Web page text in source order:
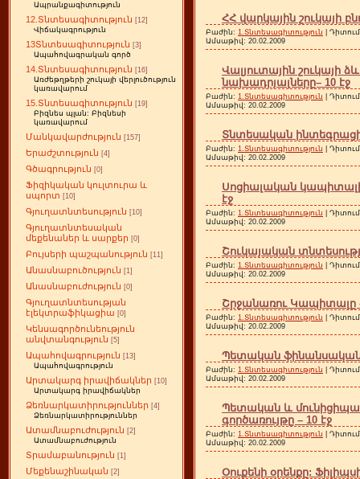
Ապրանքագիտություն
12.Տնտեսագիտություն [12]
Վիճակագրություն
13Տնտեսագիտություն [3]
Ապահովագրական գործ
14.Տնտեսագիտություն [16]
Առժեթղթերի շուկայի վերլուծություն
կառավարում
15.Տնտեսագիտություն [19]
Բիզնես պլան: Բիզնեսի
կառավարում
Մանկավարժություն [157]
Երաժշտություն [4]
Գծագրություն [0]
Ֆիզիկական կուլտուրա և
սպորտ [10]
Գյուղատնտեսություն [10]
Գյուղատնտեսական
մեքենաներ և սարքեր [0]
Բույսերի պաշպանություն [11]
Անասնաբուծություն [1]
Անասնաբուժություն [0]
Գյուղատնտեսության
էլեկտրաֆիկացիա [0]
Կենսագործունեություն
անվտանգություն [5]
Ապահովագրություն [13]
Ապահովագրություն
Արտակարգ իրավիճակներ [10]
Արտակարգ իրավիճակներ
Ձեռնարկատիրություններ [4]
Ձեռնարկատիրություններ
Ատամնաբուժություն [2]
Ատամնաբուժություն
Տրամաբանություն [1]
Մեքենաշինական [2]
ՀՀ վարկային շուկայի
Բաժին: 1.Տնտեսագիտություն |
Ամսաթիվ: 20.02.2009
Վալյուտային
նախադրյալները– 10 էջ
Բաժին: 1.Տնտեսագիտություն |
Ամսաթիվ: 20.02.2009
Տնտեսական
Բաժին: 1.Տնտեսագիտություն |
Ամսաթիվ: 20.02.2009
Սոցիալական կապիտալի
էջ
Բաժին: 1.Տնտեսագիտություն |
Ամսաթիվ: 20.02.2009
Շուկայական
Բաժին: 1.Տնտեսագիտություն |
Ամսաթիվ: 20.02.2009
Շրջանառու Կապիտալը
Բաժին: 1.Տնտեսագիտություն |
Ամսաթիվ: 20.02.2009
Պետական ֆինանսական
Բաժին: 1.Տնտեսագիտություն |
Ամսաթիվ: 20.02.2009
Պետական և
գործառույթը – 10 էջ
Բաժին: 1.Տնտեսագիտություն |
Ամսաթիվ: 20.02.2009
Օուքենի օրենքը: